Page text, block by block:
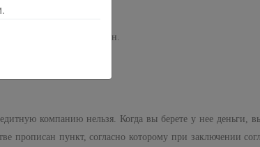
в день.
недвижимости запрещен.
компанию нельзя. Когда вы берете у нее деньги,
прописан пункт, согласно которому при заключении